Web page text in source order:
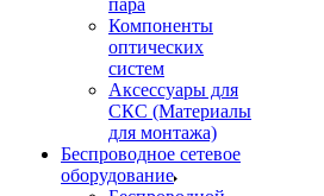
пара
Компоненты
оптических
систем
Аксессуары для
СКС (Материалы
для монтажа)
Беспроводное сетевое
оборудование